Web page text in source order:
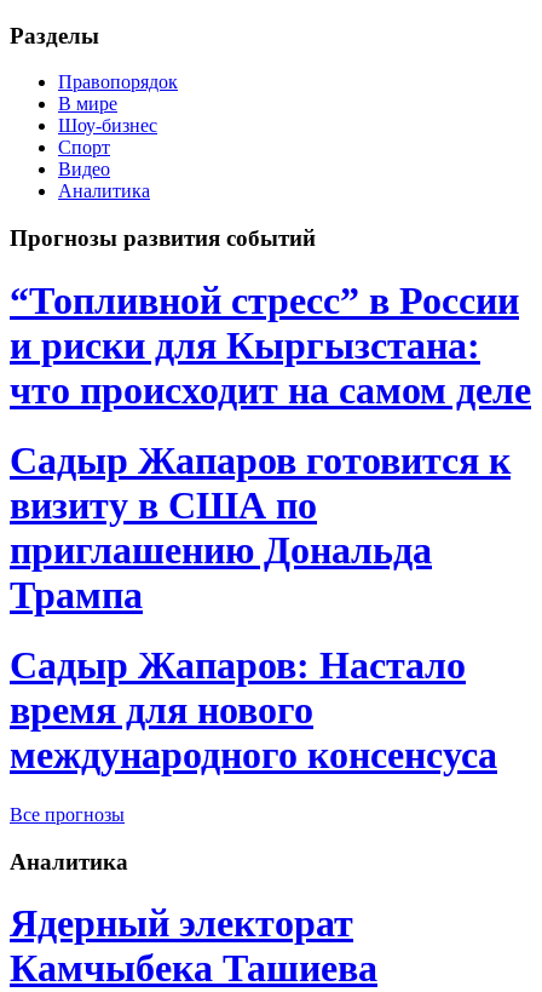
Разделы
Правопорядок
В мире
Шоу-бизнес
Спорт
Видео
Аналитика
Прогнозы развития событий
“Топливной стресс” в России
и риски для Кыргызстана:
что происходит на самом деле
Садыр Жапаров готовится к
визиту в США по
приглашению Дональда
Трампа
Садыр Жапаров: Настало
время для нового
международного консенсуса
Все прогнозы
Аналитика
Ядерный электорат
Камчыбека Ташиева